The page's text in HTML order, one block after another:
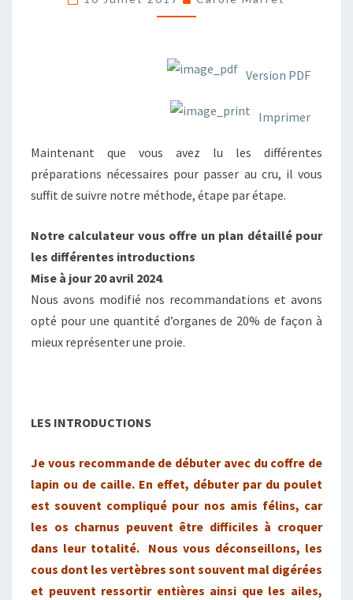
DÉBUTANT
Version PDF
Imprimer
Maintenant que vous avez lu les différentes
préparations nécessaires pour passer au cru, il vous
suffit de suivre notre méthode, étape par étape.
Notre calculateur vous offre un plan détaillé pour
les différentes introductions
Mise à jour 20 avril 2024.
Nous avons modifié nos recommandations et avons
opté pour une quantité d’organes de 20% de façon à
mieux représenter une proie.
LES INTRODUCTIONS
Je vous recommande de débuter avec du coffre de
lapin ou de caille. En effet, débuter par du poulet
est souvent compliqué pour nos amis félins, car
les os charnus peuvent être difficiles à croquer
dans leur totalité. Nous vous déconseillons, les
cous dont les vertèbres sont souvent mal digérées
et peuvent ressortir entières ainsi que les ailes,